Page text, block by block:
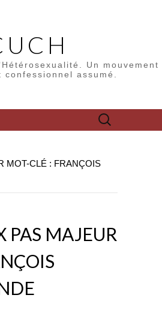
Un mouvement
assumé.
Rechercher :
MOT-CLÉ : FRANÇOIS
PAS MAJEUR